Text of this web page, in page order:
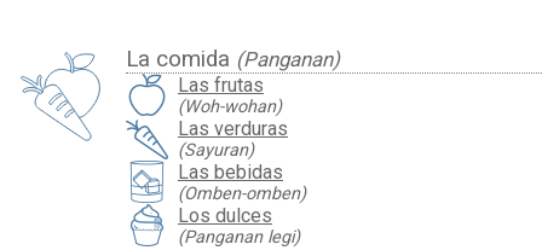
La comida (Panganan)
Las frutas
(Woh-wohan)
Las verduras
(Sayuran)
Las bebidas
(Omben-omben)
Los dulces
(Panganan legi)